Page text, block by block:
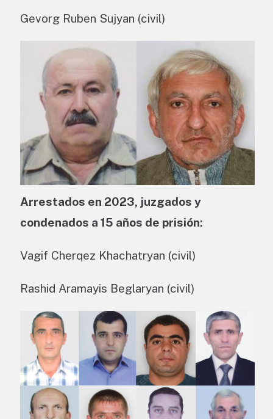
Gevorg Ruben Sujyan (civil)
Arrestados en 2023, juzgados y
condenados a 15 años de prisión:
Vagif Cherqez Khachatryan (civil)
Rashid Aramayis Beglaryan (civil)